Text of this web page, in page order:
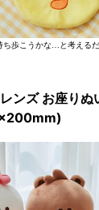
ち歩こうかな…と考えるだ
ンズ お座り